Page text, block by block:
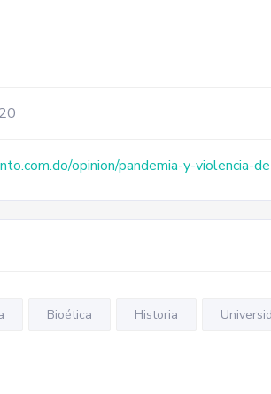
opinion/pandemia-y-
Bioética Historia